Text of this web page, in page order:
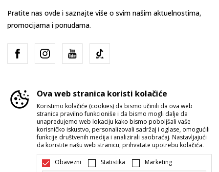
Pratite nas ovde i saznajte više o svim našim aktuelnostima,
promocijama i ponudama.
Srbija Promenite
Ova web stranica koristi kolačiće
Koristimo kolačiće (cookies) da bismo učinili da ova web
stranica pravilno funkcioniše i da bismo mogli dalje da
unapređujemo web lokaciju kako bismo poboljšali vaše
korisničko iskustvo, personalizovali sadržaj i oglase, omogućili
funkcije društvenih medija i analizirali saobraćaj. Nastavljajući
da koristite našu web stranicu, prihvatate upotrebu kolačića.
Obavezni Statistika Marketing